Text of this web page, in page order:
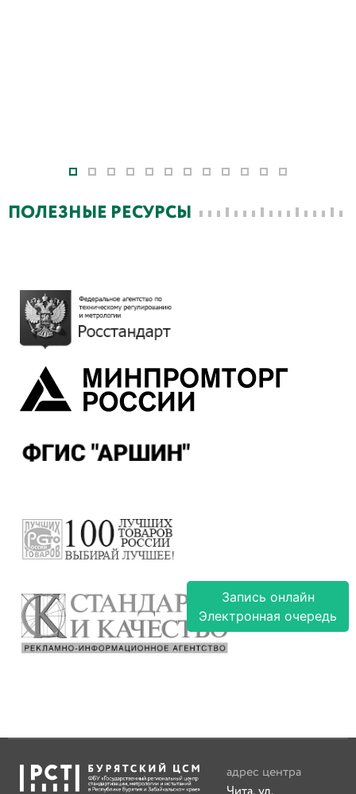
ПОЛЕЗНЫЕ РЕСУРСЫ
Запись онлайн
Электронная очередь
адрес центра